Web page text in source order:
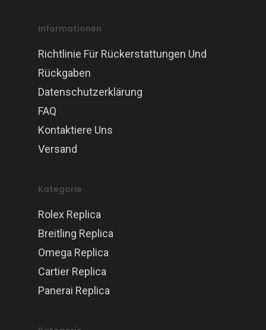
Informationen
Richtlinie Für Rückerstattungen Und
Rückgaben
Datenschutzerklärung
FAQ
Kontaktiere Uns
Versand
Kategorie
Rolex Replica
Breitling Replica
Omega Replica
Cartier Replica
Panerai Replica